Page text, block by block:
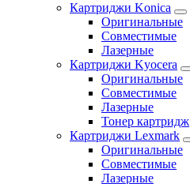
Картриджи Konica
Оригинальные
Совместимые
Лазерные
Картриджи Kyocera
Оригинальные
Совместимые
Лазерные
Тонер картридж
Картриджи Lexmark
Оригинальные
Совместимые
Лазерные